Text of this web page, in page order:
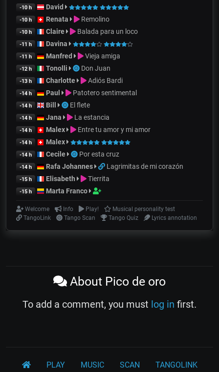
-10 h David
-10 h Renata Remolino
-10 h Claire Balada para un loco
-11 h Davina
-11 h Manfred Vieja amiga
-12 h Tonolli Don Juan
-13 h Charlotte Adiós Bardi
-14 h Paul Patotero sentimental
-14 h Bill El flete
-14 h Jana La estancia
-14 h Malex Entre tu amor y mi amor
-14 h Malex
-14 h Cecile Por esta cruz
-14 h Rafa Johannes Lagrimitas de mi corazón
-15 h Elisabeth Tierrita
-15 h Marta Franco
Welcome Info Play!
Musical personality test
TangoLink
Tango Scan Tango Quiz Lyrics annotation
About Pico de oro
To add a comment, you must log in first.
PLAY MUSIC SCAN TANGOLINK